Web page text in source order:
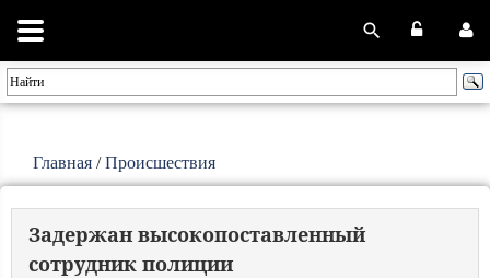
Главная /Происшествия
Задержан высокопоставленный
сотрудник полиции